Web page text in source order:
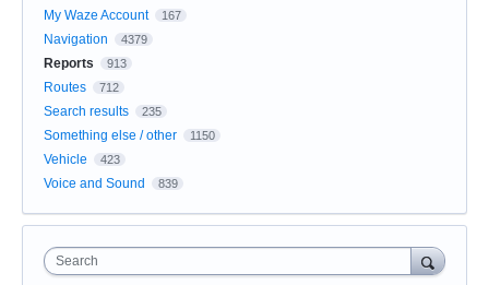
My Waze Account 167
Navigation 4379
Reports 913
Routes 712
Search results 235
Something else / other 1150
Vehicle 423
Voice and Sound 839
Search